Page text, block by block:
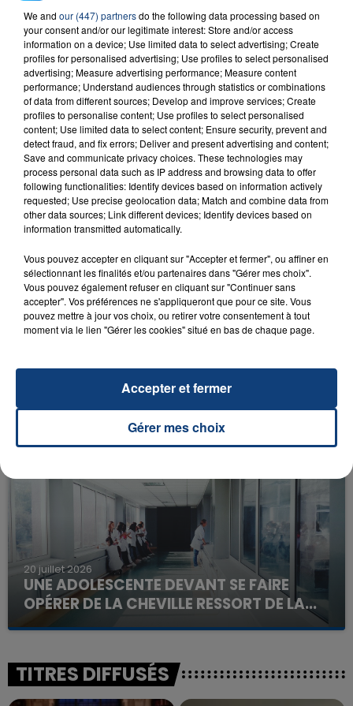
Four To The Floor
OFENBACH & STARSAILOR
RADIO CONTACT
FIL D'ACTU
23 juillet 2026
INCENDIE MORTEL À LENS : UNE FEMME ET
SON BÉBÉ ENTRE LA VIE ET LA...
Un homme s'est immolé par le feu après avoir
aspergé sa compagne et leur bébé de trois mois
20 juillet 2026
UNE ADOLESCENTE DEVANT SE FAIRE
OPÉRER DE LA CHEVILLE RESSORT DE LA...
La famille a porté plainte contre la clinique qui a
excuses.
TITRES DIFFUSÉS
We and our (447) partnersdo the following data processing based on
your consent and/or our legitimate interest: Store and/or access
information on a device; Use limited data to select advertising; Create
profiles for personalised advertising; Use profiles to select personalised
advertising; Measure advertising performance; Measure content
performance; Understand audiences through statistics or combinations
of data from different sources; Develop and improve services; Create
profiles to personalise content; Use profiles to select personalised
content; Use limited data to select content; Ensure security, prevent and
detect fraud, and fix errors; Deliver and present advertising and content;
Save and communicate privacy choices. These technologies may
process personal data such as IP address and browsing data to offer
following functionalities: Identify devices based on information actively
requested; Use precise geolocation data; Match and combine data from
other data sources; Link different devices; Identify devices based on
information transmitted automatically.
Vous pouvez accepter en cliquant sur "Accepter et fermer", ou affiner en
sélectionnant les finalités et/ou partenaires dans "Gérer mes choix".
Vous pouvez également refuser en cliquant sur "Continuer sans
accepter". Vos préférences ne s'appliqueront que pour ce site. Vous
pouvez mettre à jour vos choix, ou retirer votre consentement à tout
moment via le lien "Gérer les cookies" situé en bas de chaque page.
Gérer mes choix
Accepter et fermer